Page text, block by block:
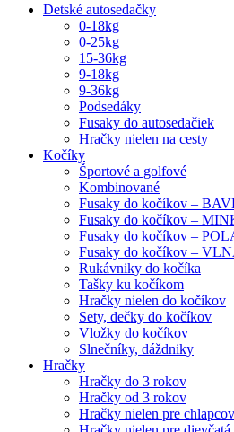
Detské autosedačky
0-18kg
0-25kg
15-36kg
9-18kg
9-36kg
Podsedáky
Fusaky do autosedačiek
Hračky nielen na cesty
Kočíky
Športové a golfové
Kombinované
Fusaky do kočíkov –
Fusaky do kočíkov –
Fusaky do kočíkov –
Fusaky do kočíkov –
Rukávniky do kočíka
Tašky ku kočíkom
Hračky nielen do kočíkov
Sety, dečky do kočíkov
Vložky do kočíkov
Slnečníky, dáždniky
Hračky
Hračky do 3 rokov
Hračky od 3 rokov
Hračky nielen pre chlapcov